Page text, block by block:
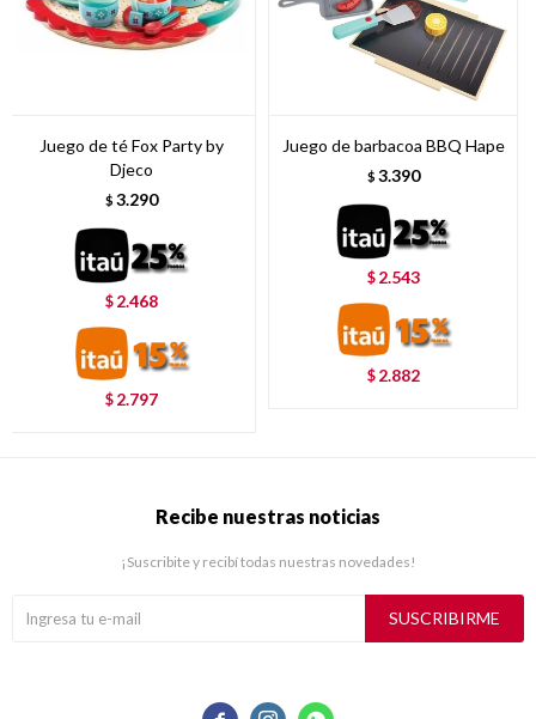
Juego de té Fox Party by
Djeco
$ 3.290
$ 2.468
$ 2.797
Juego de barbacoa BBQ Hape
$ 3.390
$ 2.543
$ 2.882
Recibe nuestras noticias
¡Suscribite y recibí todas nuestras novedades!
SUSCRIBIRME